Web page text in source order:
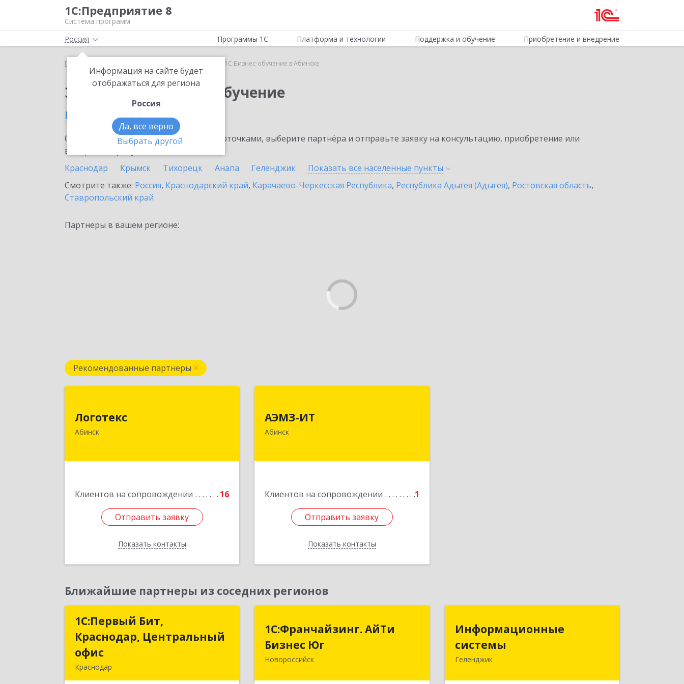
1С:Предприятие 8
Система программ
Россия
Информация на сайте будет
отображаться для региона
Россия
Да, все верно
Выбрать другой
Программы 1С Платформа и технологии Поддержка и обучение Приобретение и внедрение
Главная 1С:Бизнес-обучение в Абинске
Заказать 1С:Бизнес-обучение
в Абинске
Ознакомьтесь с информационными карточками, выберите партнёра и отправьте заявку на консультацию, приобретение или
внедрение продукта.
Краснодар
Крымск Тихорецк Анапа Геленджик Показать все населенные пункты
Смотрите также: Россия, Краснодарский край, Карачаево-Черкесская Республика, Республика Адыгея (Адыгея), Ростовская область,
Ставропольский край
Партнеры в вашем регионе:
Рекомендованные партнеры
Логотекс
Абинск
Клиентов на сопровождении 16
Отправить заявку
Показать контакты
Абинский р-н, Абинск г, Парижской
Отправить заявку
Назад
АЭМЗ-ИТ
Абинск
Клиентов на сопровождении 1
Отправить заявку
Показать контакты
Абинский, г.п. Абинское, Абинск г,
Отправить заявку
Назад
Ближайшие партнеры из соседних регионов
1С:Первый Бит,
Краснодар, Центральный
офис
Краснодар
1С:Первый Бит,
Краснодар, Центральный
1С:Франчайзинг. АйТи
Бизнес Юг
Новороссийск
1С:Франчайзинг. АйТи
Бизнес Юг
353907, Краснодарский край,
Информационные
системы
Геленджик
системы
353475, Краснодарский край,